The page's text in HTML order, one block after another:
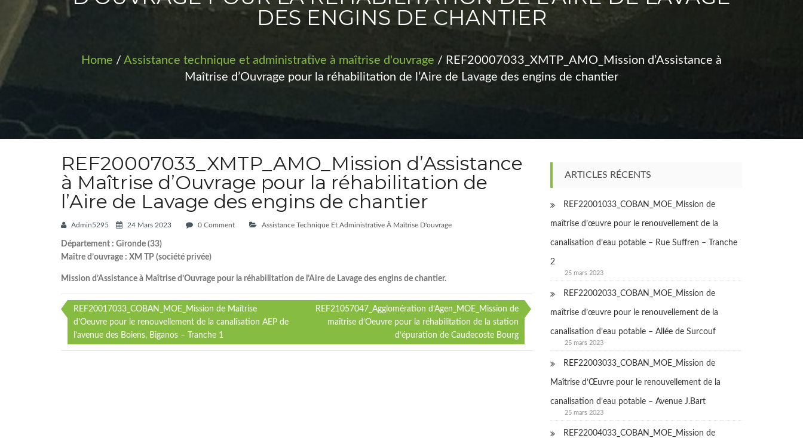
DES ENGINS DE CHANTIER
Home / Assistance technique et administrative à maîtrise d'ouvrage / REF20007033_XMTP_AMO_Mission d’Assistance à
Maîtrise d’Ouvrage pour la réhabilitation de l’Aire de Lavage des engins de chantier
REF20007033_XMTP_AMO_Mission d’Assistance
à Maîtrise d’Ouvrage pour la réhabilitation de
l’Aire de Lavage des engins de chantier
Admin5295 24 Mars 2023 0 Comment Assistance Technique Et Administrative À Maîtrise D'ouvrage
Département : Gironde (33)
Maître d’ouvrage : XM TP (société privée)
Mission d’Assistance à Maîtrise d’Ouvrage pour la réhabilitation de l’Aire de Lavage des engins de chantier.
Navigation
de
REF20017033_COBAN_MOE_Mission de Maîtrise
d’Oeuvre pour le renouvellement de la canalisation AEP de
l’avenue des Boiens, Biganos – Tranche 1
REF21057047_Agglomération d’Agen_MOE_Mission de
maîtrise d’Oeuvre pour la réhabilitation de la station
d’épuration de Caudecoste Bourg
ARTICLES RÉCENTS
REF22001033_COBAN_MOE_Mission de
maîtrise d’œuvre pour le renouvellement de la
canalisation d’eau potable – Rue Suffren – Tranche
2
25 mars 2023
REF22002033_COBAN_MOE_Mission de
maîtrise d’œuvre pour le renouvellement de la
canalisation d’eau potable – Allée de Surcouf
25 mars 2023
REF22003033_COBAN_MOE_Mission de
Maîtrise d’Œuvre pour le renouvellement de la
canalisation d’eau potable – Avenue J.Bart
25 mars 2023
REF22004033_COBAN_MOE_Mission de